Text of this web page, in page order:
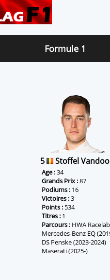
Formule 1
5 Stoffel
Age :34
Grands Prix :87
Podiums :16
Victoires :3
Points :534
Titres :1
Parcours :HWA
Mercedes-Benz EQ
DS Penske (2023-2024)
Maserati (2025-)